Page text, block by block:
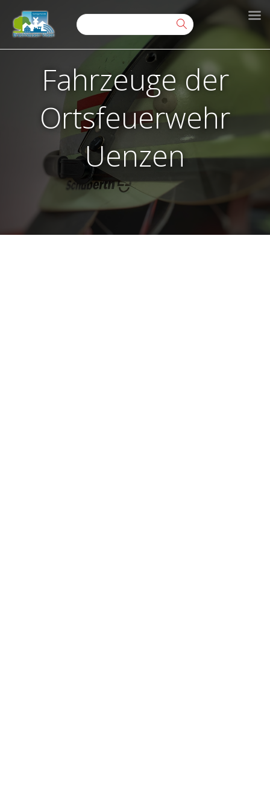
Fahrzeuge der
Ortsfeuerwehr
Uenzen